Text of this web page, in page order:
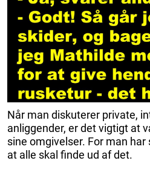
Når man diskuterer private,
anliggender, er det vigtigt at
sine omgivelser. For man
at alle skal finde ud af det.